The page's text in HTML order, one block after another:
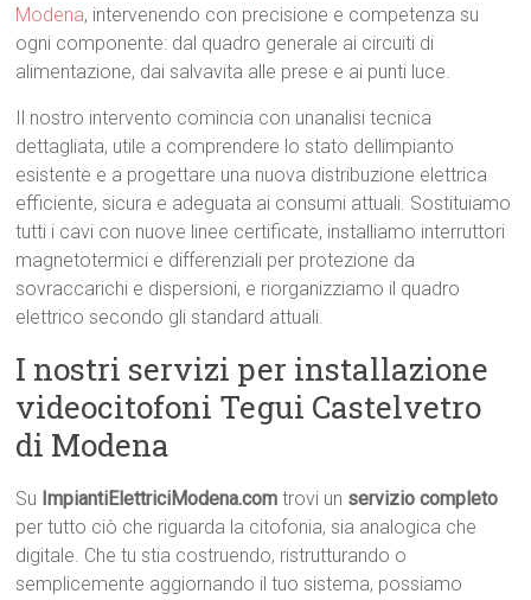
Modena, intervenendo con precisione e competenza su
ogni componente: dal quadro generale ai circuiti di
alimentazione, dai salvavita alle prese e ai punti luce.
Il nostro intervento comincia con unanalisi tecnica
dettagliata, utile a comprendere lo stato dellimpianto
esistente e a progettare una nuova distribuzione elettrica
efficiente, sicura e adeguata ai consumi attuali. Sostituiamo
tutti i cavi con nuove linee certificate, installiamo interruttori
magnetotermici e differenziali per protezione da
sovraccarichi e dispersioni, e riorganizziamo il quadro
elettrico secondo gli standard attuali.
I nostri servizi per installazione
videocitofoni Tegui Castelvetro
di Modena
Su ImpiantiElettriciModena.com trovi un servizio completo
per tutto ciò che riguarda la citofonia, sia analogica che
digitale. Che tu stia costruendo, ristrutturando o
semplicemente aggiornando il tuo sistema, possiamo